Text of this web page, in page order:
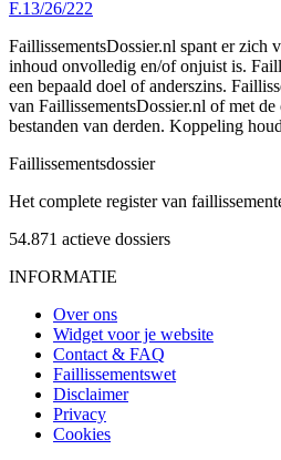
F.13/26/222
FaillissementsDossier.nl spant er zich
inhoud onvolledig en/of onjuist is.
een bepaald doel of anderszins.
van FaillissementsDossier.nl of met
bestanden van derden. Koppeling
Faillissementsdossier
Het complete register van
54.871 actieve dossiers
INFORMATIE
Over ons
Widget voor je website
Contact & FAQ
Faillissementswet
Disclaimer
Privacy
Cookies